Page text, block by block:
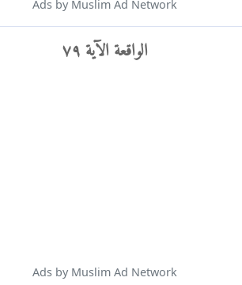
Ads by Muslim Ad Network
الواقعة الآية ٧٩
Ads by Muslim Ad Network